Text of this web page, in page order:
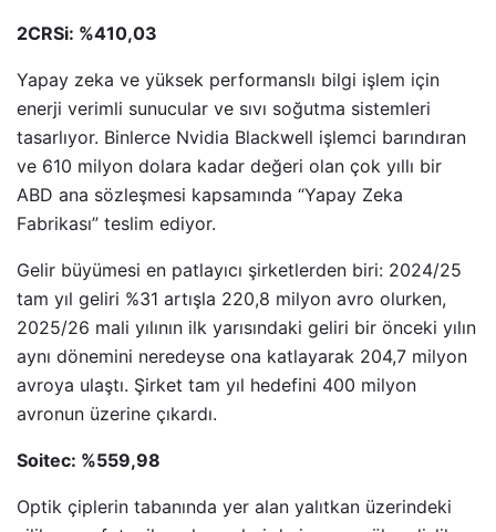
2CRSi: %410,03
Yapay zeka ve yüksek performanslı bilgi işlem için
enerji verimli sunucular ve sıvı soğutma sistemleri
tasarlıyor. Binlerce Nvidia Blackwell işlemci barındıran
ve 610 milyon dolara kadar değeri olan çok yıllı bir
ABD ana sözleşmesi kapsamında “Yapay Zeka
Fabrikası” teslim ediyor.
Gelir büyümesi en patlayıcı şirketlerden biri: 2024/25
tam yıl geliri %31 artışla 220,8 milyon avro olurken,
2025/26 mali yılının ilk yarısındaki geliri bir önceki yılın
aynı dönemini neredeyse ona katlayarak 204,7 milyon
avroya ulaştı. Şirket tam yıl hedefini 400 milyon
avronun üzerine çıkardı.
Soitec: %559,98
Optik çiplerin tabanında yer alan yalıtkan üzerindeki